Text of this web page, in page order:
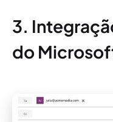
3.
do